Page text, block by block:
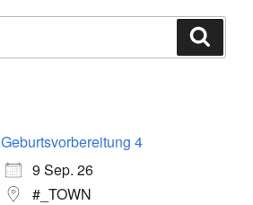
Geburtsvorbereitung 4
9 Sep. 26
#_TOWN